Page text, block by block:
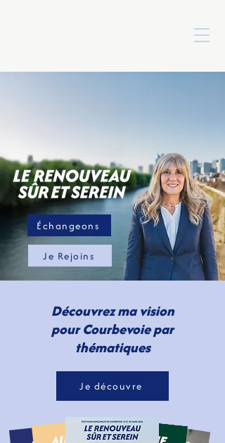
Échangeons
Je Rejoins
Découvrez ma vision
pour Courbevoie par
thématiques
Je découvre